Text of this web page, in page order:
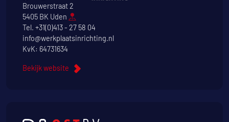
Brouwerstraat 2
5405 BK Uden
Tel. +31(0)413 - 27 58 04
info@werkplaatsinrichting.nl
KvK: 64731634
Bekijk website